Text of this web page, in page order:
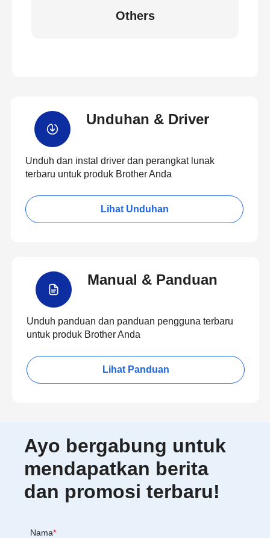
Others
Unduhan & Driver
Unduh dan instal driver dan perangkat lunak
terbaru untuk produk Brother Anda
Lihat Unduhan
Manual & Panduan
Unduh panduan dan panduan pengguna terbaru
untuk produk Brother Anda
Lihat Panduan
Ayo bergabung untuk
mendapatkan berita
dan promosi terbaru!
Nama*